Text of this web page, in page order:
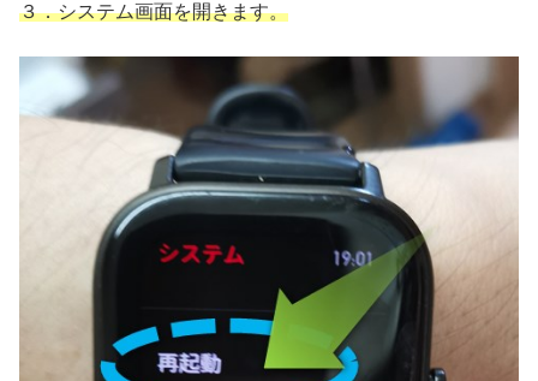
３．システム画面を開きます。